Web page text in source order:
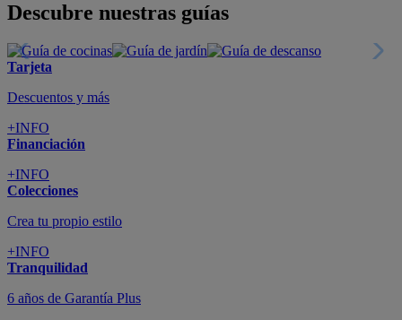
Descubre nuestras guías
Tarjeta
Descuentos y más
+INFO
Financiación
+INFO
Colecciones
Crea tu propio estilo
+INFO
Tranquilidad
6 años de Garantía Plus